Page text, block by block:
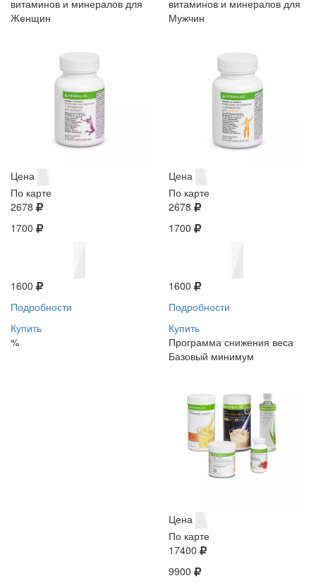
витаминов и минералов для
Женщин
Цена
По карте
2678
1700
1600
Подробности
Купить
%
витаминов и минералов для
Мужчин
Цена
По карте
2678
1700
1600
Подробности
Купить
Программа снижения веса
Базовый минимум
Цена
По карте
17400
9900